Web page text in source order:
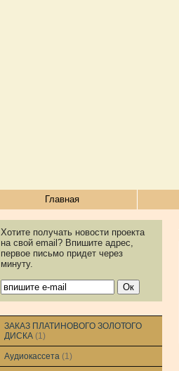
Главная
Хотите получать новости проекта
на свой email? Впишите адрес,
первое письмо придет через
минуту.
ЗАКАЗ ПЛАТИНОВОГО ЗОЛОТОГО
ДИСКА (1)
Аудиокассета (1)